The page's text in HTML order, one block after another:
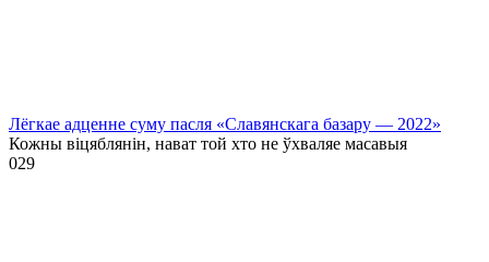
Лёгкае адценне суму пасля «Славянскага базару — 2022»
Кожны віцяблянін, нават той хто не ўхваляе масавыя
029